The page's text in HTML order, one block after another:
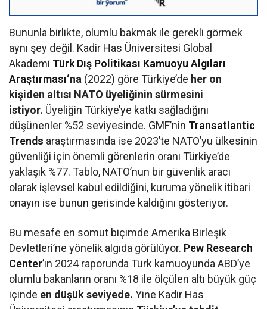
Bununla birlikte, olumlu bakmak ile gerekli görmek
aynı şey değil. Kadir Has Üniversitesi Global
Akademi Türk Dış Politikası Kamuoyu Algıları
Araştırması‘na (2022) göre Türkiye’de her on
kişiden altısı NATO üyeliğinin sürmesini
istiyor. Üyeliğin Türkiye’ye katkı sağladığını
düşünenler %52 seviyesinde. GMF’nin Transatlantic
Trends araştırmasında ise 2023’te NATO’yu ülkesinin
güvenliği için önemli görenlerin oranı Türkiye’de
yaklaşık %77. Tablo, NATO’nun bir güvenlik aracı
olarak işlevsel kabul edildiğini, kuruma yönelik itibari
onayın ise bunun gerisinde kaldığını gösteriyor.
Bu mesafe en somut biçimde Amerika Birleşik
Devletleri’ne yönelik algıda görülüyor. Pew Research
Center’ın 2024 raporunda Türk kamuoyunda ABD’ye
olumlu bakanların oranı %18 ile ölçülen altı büyük güç
içinde en düşük seviyede. Yine Kadir Has